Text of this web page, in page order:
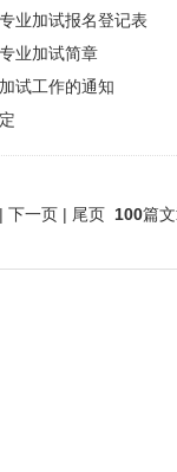
业加试报名登记表
业加试简章
试工作的通知
| 下一页 | 尾页 100篇